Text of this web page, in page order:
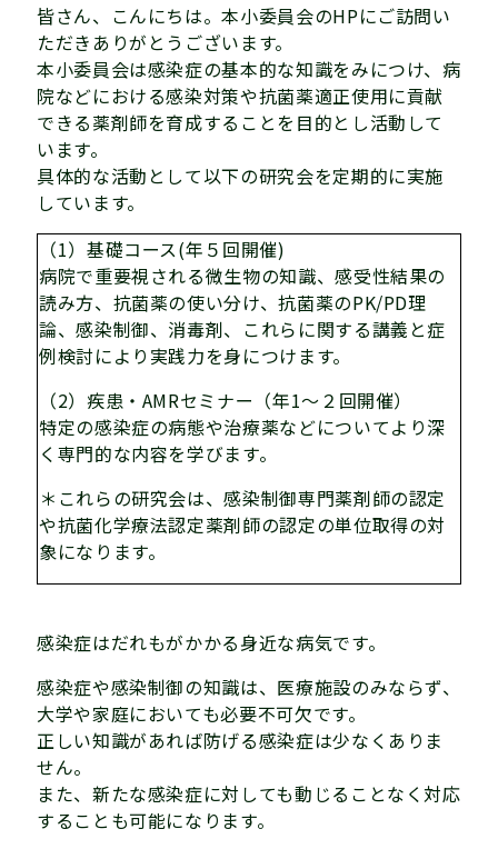
皆さん、こんにちは。本小委員会のHPにご訪問い
ただきありがとうございます。
本小委員会は感染症の基本的な知識をみにつけ、病
院などにおける感染対策や抗菌薬適正使用に貢献
できる薬剤師を育成することを目的とし活動して
います。
具体的な活動として以下の研究会を定期的に実施
しています。
（1）基礎コース(年５回開催)
病院で重要視される微生物の知識、感受性結果の
読み方、抗菌薬の使い分け、抗菌薬のPK/PD理
論、感染制御、消毒剤、これらに関する講義と症
例検討により実践力を身につけます。
（2）疾患・AMRセミナー（年1～２回開催）
特定の感染症の病態や治療薬などについてより深
く専門的な内容を学びます。
＊これらの研究会は、感染制御専門薬剤師の認定
や抗菌化学療法認定薬剤師の認定の単位取得の対
象になります。
感染症はだれもがかかる身近な病気です。
感染症や感染制御の知識は、医療施設のみならず、
大学や家庭においても必要不可欠です。
正しい知識があれば防げる感染症は少なくありま
せん。
また、新たな感染症に対しても動じることなく対応
することも可能になります。